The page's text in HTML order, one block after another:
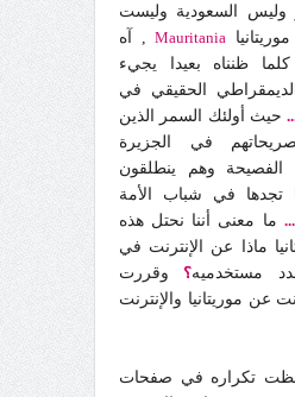
السعودية وليست
Mauritania
, آه
ظنناه بعيدا يجيء
الحقيقي في
حيث أولئك السمر الذين
في الجزيرة
الفصيحة وهم ينطلقون
في شباب الأمة
ما معنى أننا نحتل هذه
ماذا عن الإنترنت في
مستخدميه؟ وقررت
عن موريتانيا والإنترنت
تكراره في صفحات